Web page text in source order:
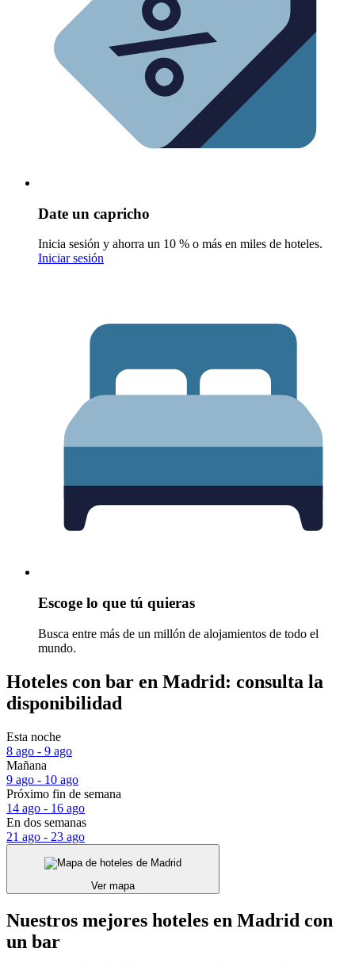
Date un capricho
Inicia sesión y ahorra un 10 % o más en miles de hoteles.
Iniciar sesión
Escoge lo que tú quieras
Busca entre más de un millón de alojamientos de todo el
mundo.
Hoteles con bar en Madrid: consulta la
disponibilidad
Esta noche
8 ago - 9 ago
Mañana
9 ago - 10 ago
Próximo fin de semana
14 ago - 16 ago
En dos semanas
21 ago - 23 ago
Ver mapa
Nuestros mejores hoteles en Madrid con
un bar